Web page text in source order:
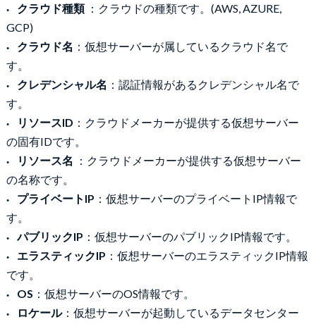
クラウド種類 ：クラウドの種類です。(AWS, AZURE,
GCP)
クラウド名 ：仮想サーバーが属しているクラウド名で
す。
クレデンシャル名 ：認証情報があるクレデンシャル名で
す。
リソースID ：クラウドメーカーが提供する仮想サーバー
の固有IDです。
リソース名
：クラウドメーカーが提供する仮想サーバー
の名称です。
プライベートIP ：仮想サーバーのプライベートIP情報で
す。
パブリックIP ：仮想サーバーのパブリックIP情報です。
エラスティックIP ：仮想サーバーのエラスティックIP情報
です。
OS ：仮想サーバーのOS情報です。
ロケール：仮想サーバーが起動しているデータセンター